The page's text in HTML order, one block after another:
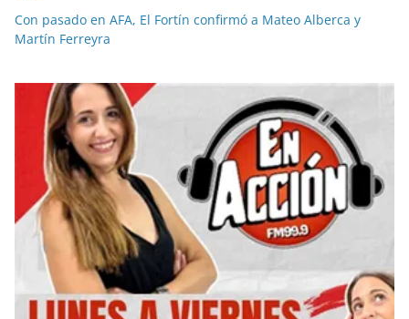
Con pasado en AFA, El Fortín confirmó a Mateo Alberca y
Martín Ferreyra